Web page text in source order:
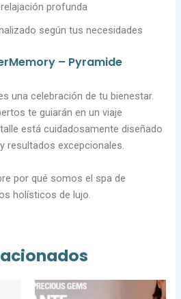
profunda
según tus necesidades
– Pyramide
una celebración de tu bienestar.
te guiarán en un viaje
está cuidadosamente diseñado
resultados excepcionales.
por qué somos el spa de
holísticos de lujo.